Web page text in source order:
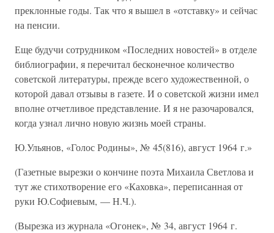
преклонные годы. Так что я вышел в «отставку» и сейчас
на пенсии.
Еще будучи сотрудником «Последних новостей» в отделе
библиографии, я перечитал бесконечное количество
советской литературы, прежде всего художественной, о
которой давал отзывы в газете. И о советской жизни имел
вполне отчетливое представление. И я не разочаровался,
когда узнал лично новую жизнь моей страны.
Ю.Ульянов, «Голос Родины», № 45(816), август 1964 г.»
(Газетные вырезки о кончине поэта Михаила Светлова и
тут же стихотворение его «Каховка», переписанная от
руки Ю.Софиевым, — Н.Ч.).
(Вырезка из журнала «Огонек», № 34, август 1964 г.